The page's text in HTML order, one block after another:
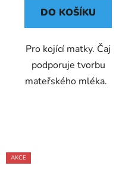
DO KOŠÍKU
Pro kojící matky. Čaj
podporuje tvorbu
mateřského mléka.
AKCE